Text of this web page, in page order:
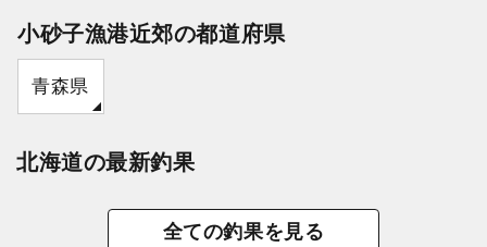
小砂子漁港近郊の都道府県
青森県
北海道の最新釣果
全ての釣果を見る